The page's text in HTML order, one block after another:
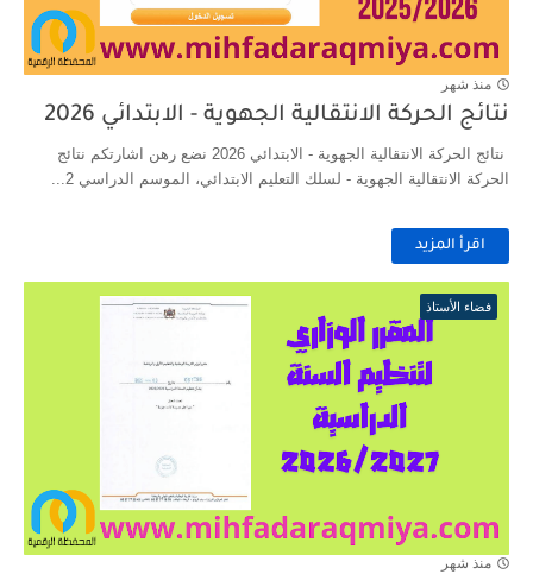
منذ شهر
نتائج الحركة الانتقالية الجهوية - الابتدائي 2026
نتائج الحركة الانتقالية الجهوية - الابتدائي 2026 نضع رهن اشارتكم نتائج
الحركة الانتقالية الجهوية - لسلك التعليم الابتدائي، الموسم الدراسي 2...
اقرأ المزيد
فضاء الأستاذ
منذ شهر